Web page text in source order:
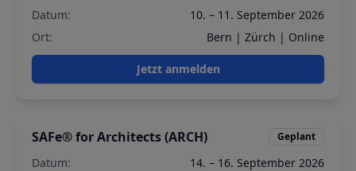
Datum:
10. – 11. September 2026
Ort:
Bern | Zürch | Online
Jetzt anmelden
SAFe® for Architects (ARCH) Geplant
Datum:
14. – 16. September 2026